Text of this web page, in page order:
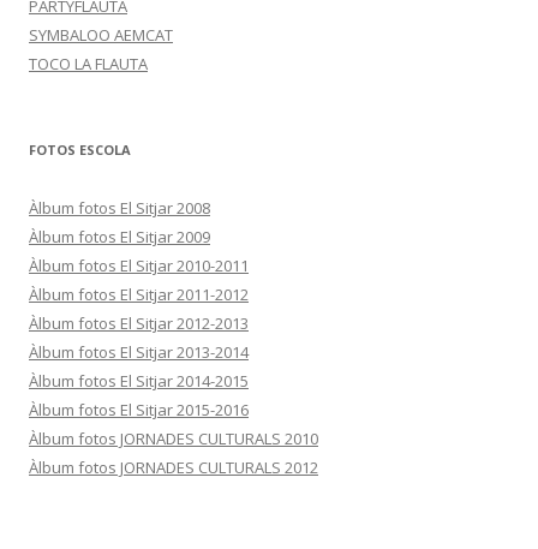
PARTYFLAUTA
SYMBALOO AEMCAT
TOCO LA FLAUTA
FOTOS ESCOLA
Àlbum fotos El Sitjar 2008
Àlbum fotos El Sitjar 2009
Àlbum fotos El Sitjar 2010-2011
Àlbum fotos El Sitjar 2011-2012
Àlbum fotos El Sitjar 2012-2013
Àlbum fotos El Sitjar 2013-2014
Àlbum fotos El Sitjar 2014-2015
Àlbum fotos El Sitjar 2015-2016
Àlbum fotos JORNADES CULTURALS 2010
Àlbum fotos JORNADES CULTURALS 2012